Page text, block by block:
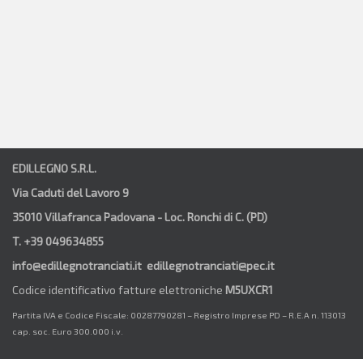
EDILLEGNO S.R.L.
Via Caduti del Lavoro 9
35010 Villafranca Padovana - Loc. Ronchi di C. (PD)
T. +39 049634855
info@edillegnotranciati.it edillegnotranciati@pec.it
Codice identificativo fatture elettroniche M5UXCR1
Partita IVA e Codice Fiscale: 00287790281 – Registro Imprese PD – R.E.A n. 113013
cap. soc. Euro 300.000 i.v.